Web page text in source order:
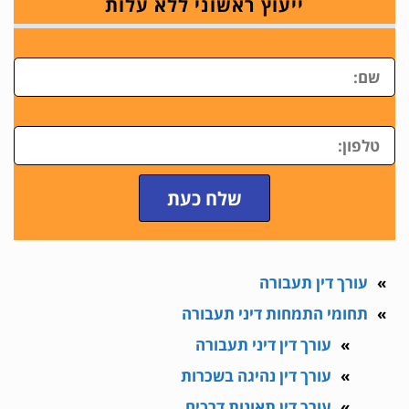
שלח כעת
עורך דין תעבורה
תחומי התמחות דיני תעבורה
עורך דין דיני תעבורה
עורך דין נהיגה בשכרות